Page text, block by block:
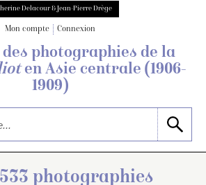
Delacour & Jean-Pierre Drège
Mon compte Connexion
photographies de la
en Asie centrale (1906-
1909)
photographies